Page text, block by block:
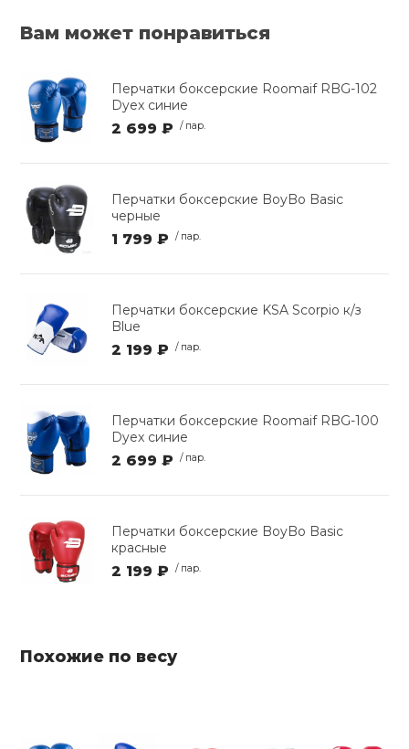
Вам может понравиться
Перчатки боксерские Roomaif RBG-102
Dyex синие
2 699 ₽ / пар.
Перчатки боксерские BoyBo Basic
черные
1 799 ₽ / пар.
Перчатки боксерские KSA Scorpio к/з
Blue
2 199 ₽ / пар.
Перчатки боксерские Roomaif RBG-100
Dyex синие
2 699 ₽ / пар.
Перчатки боксерские BoyBo Basic
красные
2 199 ₽ / пар.
Похожие по весу